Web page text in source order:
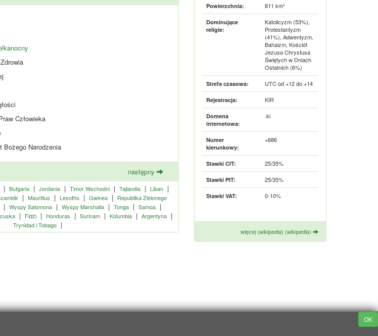
Człowieka
Bożego Narodzenia
następny
| Bułgaria | Jordania | Timor Wschodni | Tajlandia | Liban |
| Mauritius | Lesotho | Gwinea | Republika Zielonego
Wyspy Salomona| Wyspy Marshalla| Tonga| Samoa|
| Fidżi | Honduras | Surinam | Kolumbia | Argentyna |
Trynidad i Tobago|
Powierzchnia: 811 km²
Dominujące
religie:
Katolicyzm (53%),
Protestantyzm
(41%), Adwentyzm,
Bahaizm, Kościół
Jezusa Chrystusa
Świętych w Dniach
Ostatnich (6%)
Strefa czasowa: UTC od +12 do +14
Rejestracja: KIR
Domena
internetowa:
.ki
Numer
kierunkowy:
+686
Stawki CIT: 25/35%
Stawki PIT: 25/35%
Stawki VAT: 0-10%
więcej (wikipedia) (wikipedia)
OK